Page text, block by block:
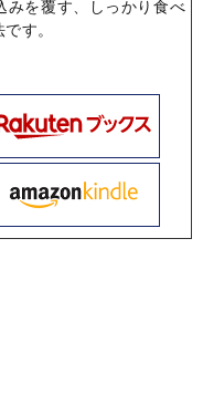
みを覆す、しっかり食べ
す。